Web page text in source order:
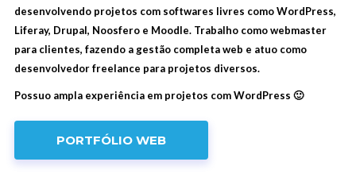
desenvolvendo projetos com softwares livres como WordPress,
Liferay, Drupal, Noosfero e Moodle. Trabalho como webmaster
para clientes, fazendo a gestão completa web e atuo como
desenvolvedor freelance para projetos diversos.
Possuo ampla experiência em projetos com WordPress 🙂
PORTFÓLIO WEB